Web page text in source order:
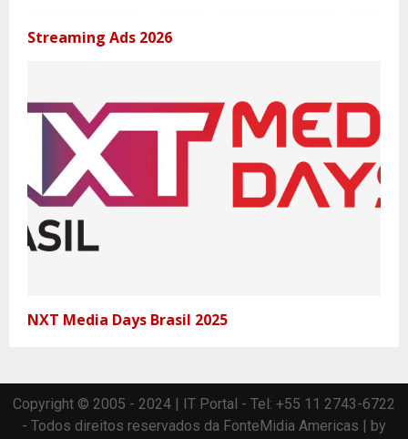
Streaming Ads 2026
NXT Media Days Brasil 2025
Copyright © 2005 - 2024 | IT Portal - Tel: +55 11 2743-6722
- Todos direitos reservados da FonteMidia Americas | by